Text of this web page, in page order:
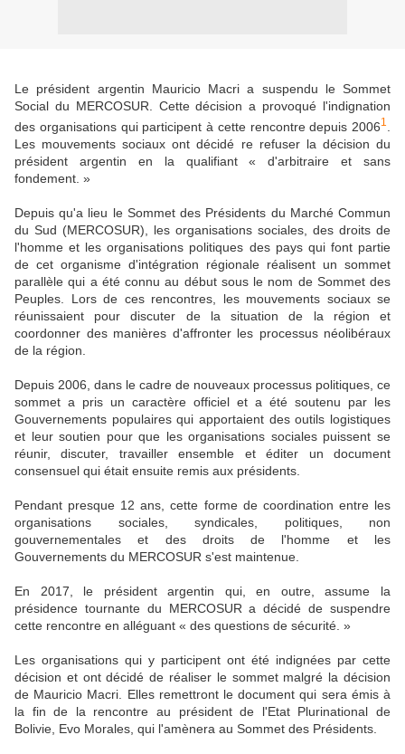
Le président argentin Mauricio Macri a suspendu le Sommet
Social du MERCOSUR. Cette décision a provoqué l'indignation
des organisations qui participent à cette rencontre depuis 20061
Les mouvements sociaux ont décidé re refuser la décision du
président argentin en la qualifiant « d'arbitraire et sans
fondement. »
Depuis qu'a lieu le Sommet des Présidents du Marché Commun
du Sud (MERCOSUR), les organisations sociales, des droits de
l'homme et les organisations politiques des pays qui font partie
de cet organisme d'intégration régionale réalisent un sommet
parallèle qui a été connu au début sous le nom de Sommet des
Peuples. Lors de ces rencontres, les mouvements sociaux se
réunissaient pour discuter de la situation de la région et
coordonner des manières d'affronter les processus néolibéraux
de la région.
Depuis 2006, dans le cadre de nouveaux processus politiques, ce
sommet a pris un caractère officiel et a été soutenu par les
Gouvernements populaires qui apportaient des outils logistiques
et leur soutien pour que les organisations sociales puissent se
réunir, discuter, travailler ensemble et éditer un document
consensuel qui était ensuite remis aux présidents.
Pendant presque 12 ans, cette forme de coordination entre les
organisations sociales, syndicales, politiques, non
gouvernementales et des droits de l'homme et les
Gouvernements du MERCOSUR s'est maintenue.
En 2017, le président argentin qui, en outre, assume la
présidence tournante du MERCOSUR a décidé de suspendre
cette rencontre en alléguant « des questions de sécurité. »
Les organisations qui y participent ont été indignées par cette
décision et ont décidé de réaliser le sommet malgré la décision
de Mauricio Macri. Elles remettront le document qui sera émis à
la fin de la rencontre au président de l'Etat Plurinational de
Bolivie, Evo Morales, qui l'amènera au Sommet des Présidents.